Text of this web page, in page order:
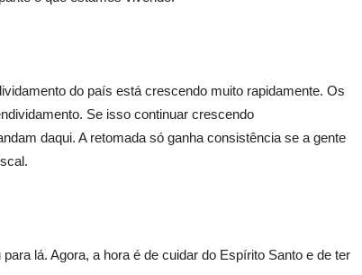
do país está crescendo muito rapidamente. Os
Se isso continuar crescendo
daqui. A retomada só ganha consistência se a gente
lá. Agora, a hora é de cuidar do Espírito Santo e de ter